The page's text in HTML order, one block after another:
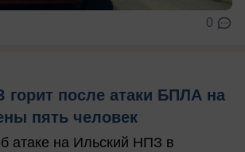
0
горит после атаки БПЛА на
пять человек
атаке на Ильский НПЗ в